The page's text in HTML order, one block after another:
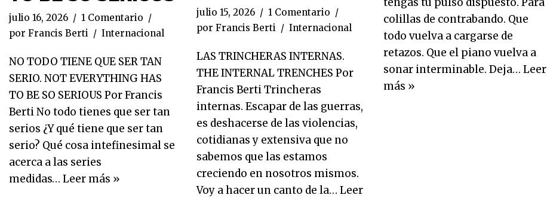
julio 16, 2026
1 Comentario
por Francis Berti Internacional
NO TODO TIENE QUE SER TAN
SERIO. NOT EVERYTHING HAS
TO BE SO SERIOUS Por Francis
Berti No todo tienes que ser tan
serios ¿Y qué tiene que ser tan
serio? Qué cosa intefinesimal se
acerca a las series
medidas… Leer más »
julio 15, 2026
1 Comentario
por Francis Berti Internacional
LAS TRINCHERAS INTERNAS.
THE INTERNAL TRENCHES Por
Francis Berti Trincheras
internas. Escapar de las guerras,
es deshacerse de las violencias,
cotidianas y extensiva que no
sabemos que las estamos
creciendo en nosotros mismos.
Voy a hacer un canto de la… Leer
colillas de contrabando. Que
todo vuelva a cargarse de
retazos. Que el piano vuelva a
sonar interminable. Deja…Leer
más »